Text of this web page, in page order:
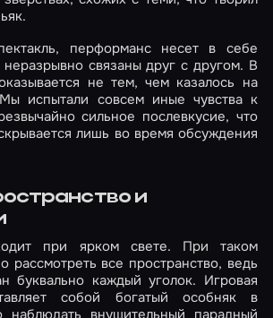
перформанс несет в себе
связаны друг с другом. В
не тем, чем казалось на
испытали совсем иные чувства к
сильное послевкусие, что
лишь во время обсуждения
и
при ярком свете. При таком
все пространство, ведь
буквально каждый уголок. Игровая
собой богатый особняк в